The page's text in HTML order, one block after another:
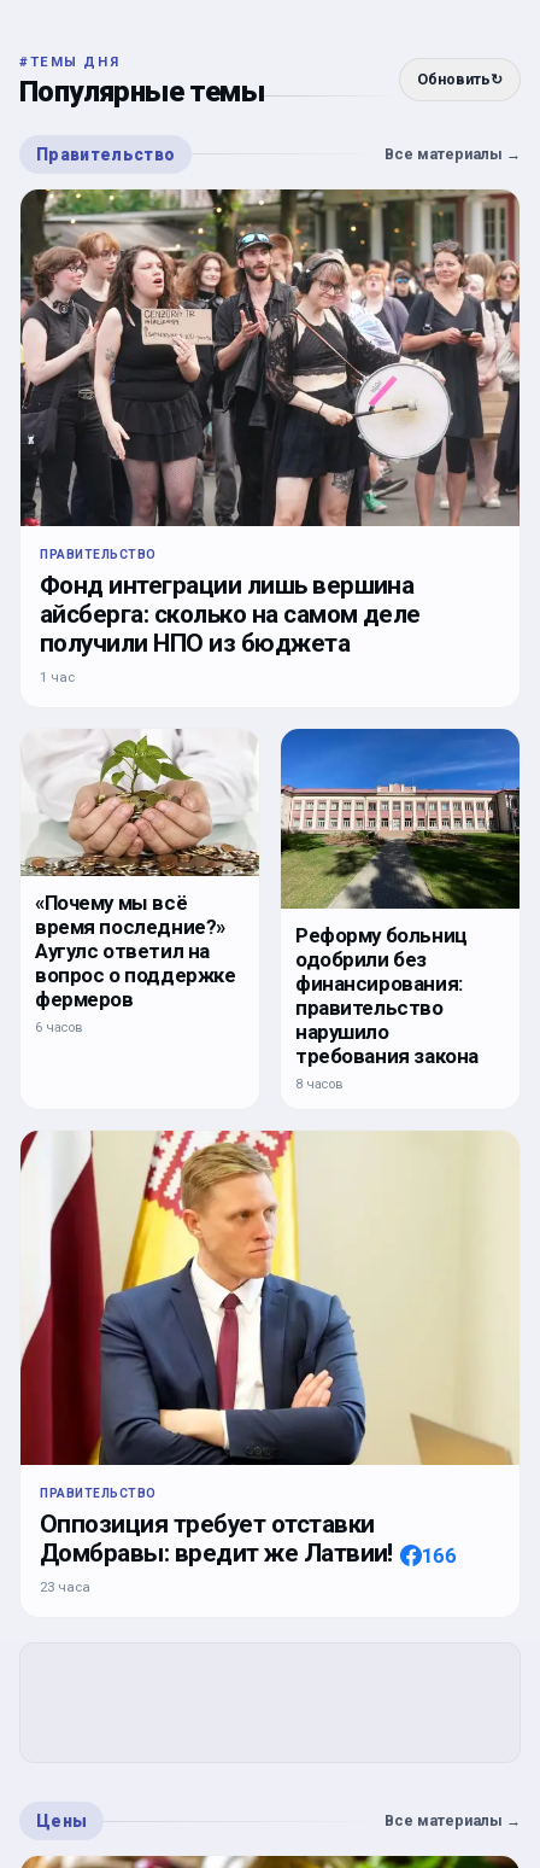
#ТЕМЫ ДНЯ
Популярные темы Обновить↻
Правительство Все материалы →
ПРАВИТЕЛЬСТВО
Фонд интеграции лишь вершина
айсберга: сколько на самом деле
получили НПО из бюджета
1 час
«Почему мы всё
время последние?»
Аугулс ответил на
вопрос о поддержке
фермеров
6 часов
Реформу больниц
одобрили без
финансирования:
правительство
нарушило
требования закона
8 часов
ПРАВИТЕЛЬСТВО
Оппозиция требует отставки
Домбравы: вредит же Латвии!
166
23 часа
Цены Все материалы →